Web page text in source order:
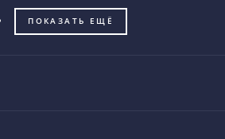
ПОКАЗАТЬ ЕЩЁ